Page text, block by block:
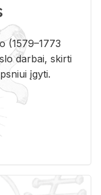
(1579–1773
darbai, skirti
įgyti.